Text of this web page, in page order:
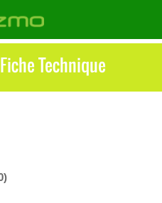
Technique